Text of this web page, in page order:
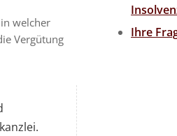
welcher
Vergütung
Ihre